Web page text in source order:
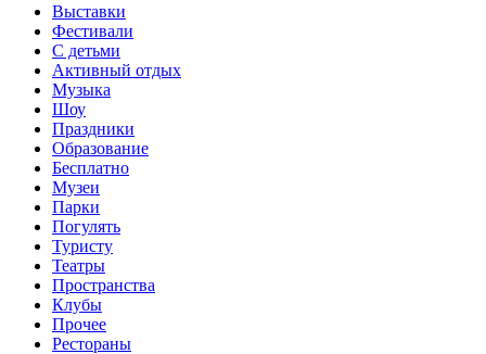
Выставки
Фестивали
С детьми
Активный отдых
Музыка
Шоу
Праздники
Образование
Бесплатно
Музеи
Парки
Погулять
Туристу
Театры
Пространства
Клубы
Прочее
Рестораны